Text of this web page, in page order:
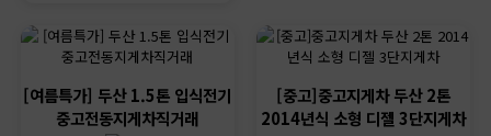
[여름특가] 두산 1.5톤 입식전기
중고전동지게차직거래
[중고]중고지게차 두산 2톤
2014년식 소형 디젤 3단지게차